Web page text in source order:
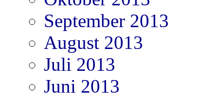
September 2013
August 2013
Juli 2013
Juni 2013